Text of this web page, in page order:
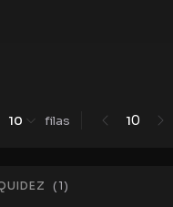
10 filas 10
( 1)